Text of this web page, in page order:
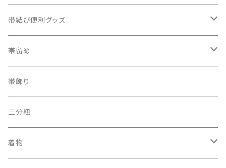
織兵児帯
半幅帯
夏帯
京袋帯
レトロ、アンティーク
帯結び便利グッズ
カラー三重紐
自装用カラー三重紐
レーシーちゃん
帯留め
古布
その他
帯飾り
三分紐
着物